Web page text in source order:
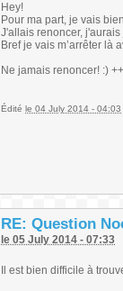
Hey!
Pour ma part, je vais
J'allais renoncer,
Bref je vais m’arrêter là
Ne jamais renoncer! :)
Édité le 04 July 2014 - 04:03
RE: Question
le 05 July 2014 - 07:33
Il est bien difficile à